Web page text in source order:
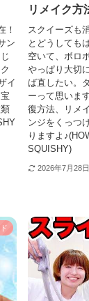
！
ン
イ
リメイク方
スクイーズも
とどうしても
空いて、ボロ
やっぱり大切
ば直したい。
ーって思いま
復方法、リメ
ンジをくっつ
りますよ
SQUISHY)
2026年7月28日